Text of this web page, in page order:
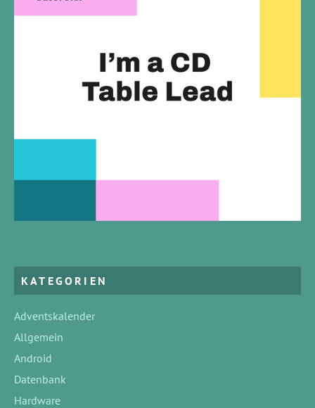
KATEGORIEN
Adventskalender
Allgemein
Android
Datenbank
Hardware